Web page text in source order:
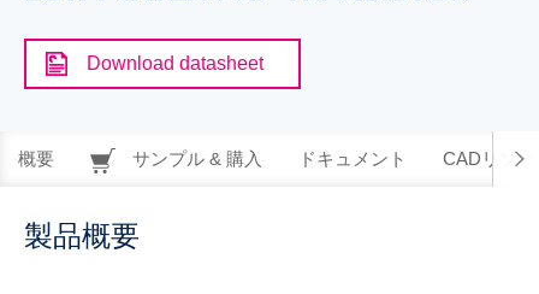
Download datasheet
概要 サンプル & 購入 ドキュメント CADリソー
製品概要